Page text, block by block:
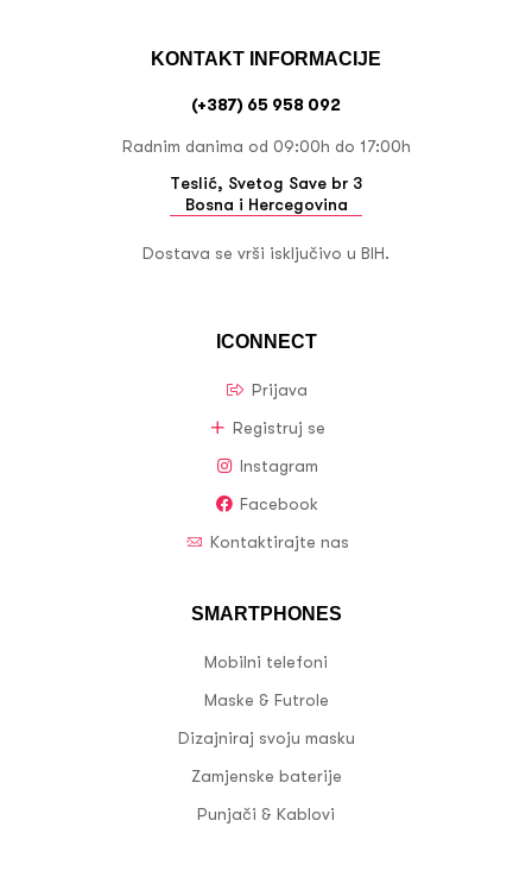
ICONNECT
Prijava
Registruj se
Instagram
Facebook
Kontaktirajte nas
SMARTPHONES
Mobilni telefoni
Maske & Futrole
Dizajniraj svoju masku
Zamjenske baterije
Punjači & Kablovi
KONTAKT INFORMACIJE
(+387) 65 958 092
Radnim danima od 09:00h do 17:00h
Teslić, Svetog Save br 3
Bosna i Hercegovina
Dostava se vrši isključivo u BIH.